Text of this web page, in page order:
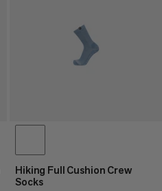
PRIS HØJ TIL LAV
HVAD ER NYT
Hiking Full Cushion Crew
Socks